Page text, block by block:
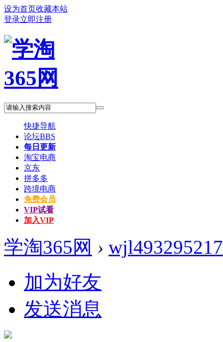
设为首页收藏本站
登录立即注册
快捷导航
论坛BBS
每日更新
淘宝电商
京东
拼多多
跨境电商
免费会员
VIP试看
加入VIP
学淘365网 › wjl493295217
加为好友
发送消息